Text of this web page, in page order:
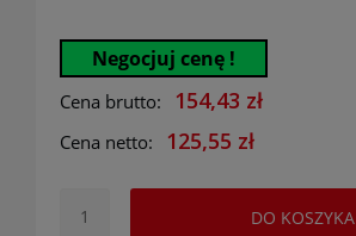
Negocjuj cenę !
Cena brutto: 154,43 zł
Cena netto: 125,55 zł
DO KOSZYKA